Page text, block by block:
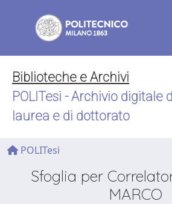
Biblioteche e Archivi
POLITesi - Archivio digitale
laurea e di dottorato
POLITesi
Sfoglia per
MARCO